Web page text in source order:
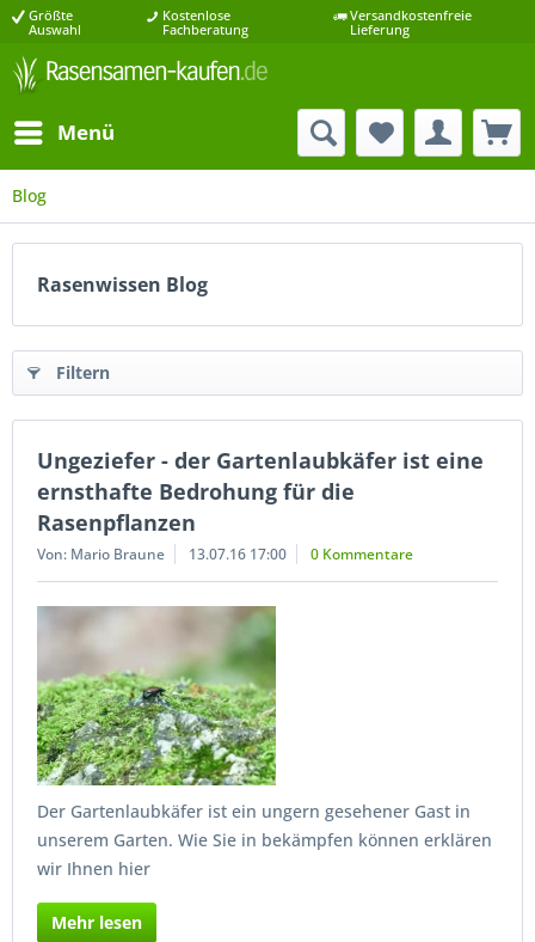
Größte
Auswahl
Kostenlose
Fachberatung
Versandkostenfreie
Lieferung
Menü
Blog
Rasenwissen Blog
Filtern
Ungeziefer - der Gartenlaubkäfer ist eine
ernsthafte Bedrohung für die
Rasenpflanzen
Von: Mario Braune 13.07.16 17:00 0 Kommentare
Der Gartenlaubkäfer ist ein ungern gesehener Gast in
unserem Garten. Wie Sie in bekämpfen können erklären
wir Ihnen hier
Mehr lesen